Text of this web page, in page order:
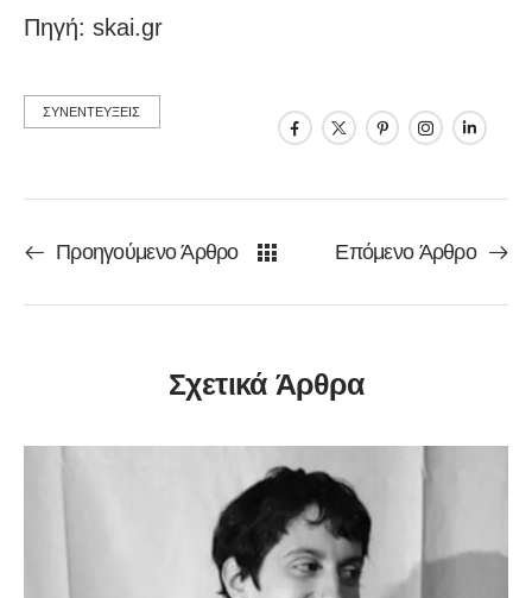
Πηγή: skai.gr
ΣΥΝΕΝΤΕΥΞΕΙΣ
Προηγούμενο Άρθρο Επόμενο Άρθρο
Σχετικά Άρθρα